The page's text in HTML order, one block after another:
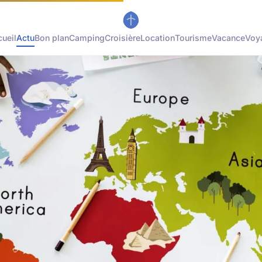
ActuBon planCampingCroisièreLocationTourismeVacance